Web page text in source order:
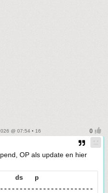
@ 07:54 • 16
OP als update en hier